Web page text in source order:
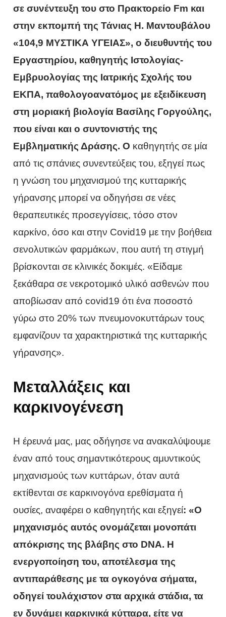
σε συνέντευξη του στο Πρακτορείο Fm και
στην εκπομπή της Τάνιας Η. Μαντουβάλου
«104,9 ΜΥΣΤΙΚΑ ΥΓΕΙΑΣ», ο διευθυντής του
Εργαστηρίου, καθηγητής Ιστολογίας-
Εμβρυολογίας της Ιατρικής Σχολής του
ΕΚΠΑ, παθολογοανατόμος με εξειδίκευση
στη μοριακή βιολογία Βασίλης Γοργούλης,
που είναι και ο συντονιστής της
Εμβληματικής Δράσης. O καθηγητής σε μία
από τις σπάνιες συνεντεύξεις του, εξηγεί πως
η γνώση του μηχανισμού της κυτταρικής
γήρανσης μπορεί να οδηγήσει σε νέες
θεραπευτικές προσεγγίσεις, τόσο στον
καρκίνο, όσο και στην Covid19 με την βοήθεια
σενολυτικών φαρμάκων, που αυτή τη στιγμή
βρίσκονται σε κλινικές δοκιμές. «Είδαμε
ξεκάθαρα σε νεκροτομικό υλικό ασθενών που
αποβίωσαν από covid19 ότι ένα ποσοστό
γύρω στο 20% των πνευμονοκυττάρων τους
εμφανίζουν τα χαρακτηριστικά της κυτταρικής
γήρανσης».
Μεταλλάξεις και
καρκινογένεση
Η έρευνά μας, μας οδήγησε να ανακαλύψουμε
έναν από τους σημαντικότερους αμυντικούς
μηχανισμούς των κυττάρων, όταν αυτά
εκτίθενται σε καρκινογόνα ερεθίσματα ή
ουσίες, αναφέρει ο καθηγητής και εξηγεί: «Ο
μηχανισμός αυτός ονομάζεται μονοπάτι
απόκρισης της βλάβης στο DNA. H
ενεργοποίηση του, αποτέλεσμα της
αντιπαράθεσης με τα ογκογόνα σήματα,
οδηγεί τουλάχιστον στα αρχικά στάδια, τα
εν δυνάμει καρκινικά κύτταρα, είτε να